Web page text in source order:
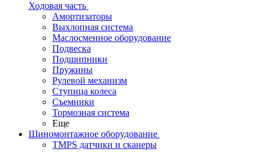
Ходовая часть
Амортизаторы
Выхлопная система
Маслосменное оборудование
Подвеска
Подшипники
Пружины
Рулевой механизм
Ступица колеса
Съемники
Тормозная система
Еще
Шиномонтажное оборудование
TMPS датчики и сканеры